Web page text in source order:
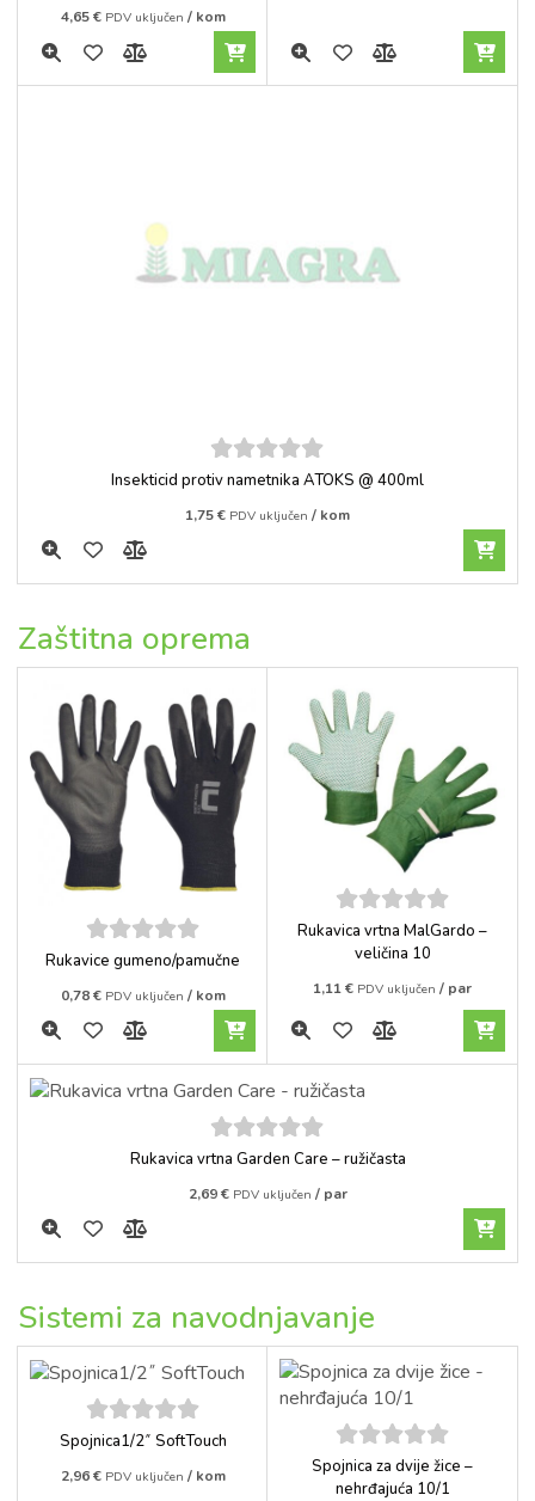
4,65€ PDV uključen / kom
5out of
Insekticid protiv nametnika ATOKS @ 400ml
1,75€ PDV uključen / kom
Zaštitna oprema
5out of
Rukavice gumeno/pamučne
0,78€ PDV uključen / kom
5out of
Rukavica vrtna MalGardo –
veličina 10
1,11€ PDV uključen / par
5out of
Rukavica vrtna Garden Care – ružičasta
2,69€ PDV uključen / par
Sistemi za navodnjavanje
5out of
Spojnica1/2˝ SoftTouch
2,96€ PDV uključen / kom
5out of
5
Spojnica za dvije žice –
nehrđajuća 10/1